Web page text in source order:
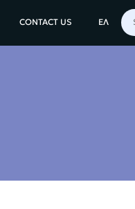
CONTACT US ΕΛ